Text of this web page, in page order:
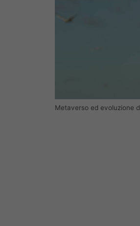
Metaverso ed evoluzione